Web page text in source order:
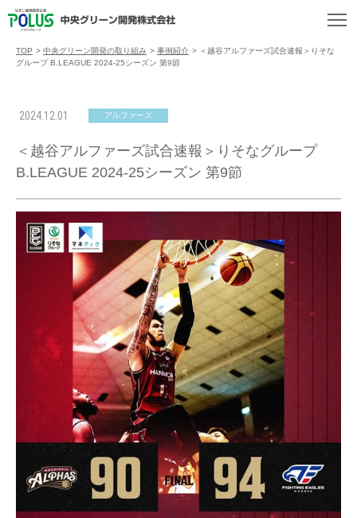
TOP > 中央グリーン開発の取り組み > 事例紹介 > ＜越谷アルファーズ試合速報＞りそな
グループ B.LEAGUE 2024-25シーズン 第9節
2024.12.01 アルファーズ
＜越谷アルファーズ試合速報＞りそなグループ
B.LEAGUE 2024-25シーズン 第9節